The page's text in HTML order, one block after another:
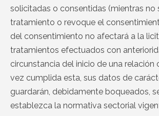
solicitadas o consentidas (mientras no
tratamiento o revoque el
del consentimiento no afectará a la
tratamientos efectuados con
circunstancia del inicio de una relación
vez cumplida esta, sus datos de
guardarán, debidamente boqueados,
establezca la normativa sectorial